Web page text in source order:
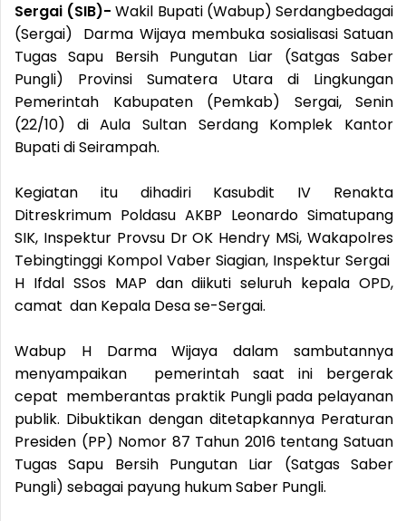
Sergai (SIB)-Wakil Bupati (Wabup) Serdangbedagai
(Sergai) Darma Wijaya membuka sosialisasi Satuan
Tugas Sapu Bersih Pungutan Liar (Satgas Saber
Pungli) Provinsi Sumatera Utara di Lingkungan
Pemerintah Kabupaten (Pemkab) Sergai, Senin
(22/10) di Aula Sultan Serdang Komplek Kantor
Bupati di Seirampah.
Kegiatan itu dihadiri Kasubdit IV Renakta
Ditreskrimum Poldasu AKBP Leonardo Simatupang
SIK, Inspektur Provsu Dr OK Hendry MSi, Wakapolres
Tebingtinggi Kompol Vaber Siagian, Inspektur Sergai
H Ifdal SSos MAP dan diikuti seluruh kepala OPD,
camat dan Kepala Desa se-Sergai.
Wabup H Darma Wijaya dalam sambutannya
menyampaikan pemerintah saat ini bergerak
cepat memberantas praktik Pungli pada pelayanan
publik. Dibuktikan dengan ditetapkannya Peraturan
Presiden (PP) Nomor 87 Tahun 2016 tentang Satuan
Tugas Sapu Bersih Pungutan Liar (Satgas Saber
Pungli) sebagai payung hukum Saber Pungli.